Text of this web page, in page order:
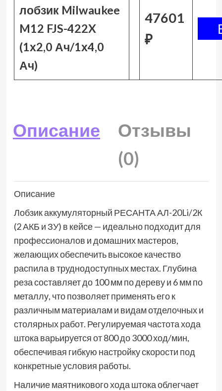
лобзик Milwaukee
M12 FJS-422X
(1х2,0 Ач/1х4,0
Ач)
47601
₽
Описание
Отзывы
(0)
Описание
Лобзик аккумуляторный РЕСАНТА АЛ-20Li/2К
(2 АКБ и ЗУ) в кейсе — идеально подходит для
профессионалов и домашних мастеров,
желающих обеспечить высокое качество
распила в труднодоступных местах. Глубина
реза составляет до 100 мм по дереву и 6 мм по
металлу, что позволяет применять его к
различным материалам и видам отделочных и
столярных работ. Регулируемая частота хода
штока варьируется от 800 до 3000 ход/мин,
обеспечивая гибкую настройку скорости под
конкретные условия работы.
Наличие маятникового хода штока облегчает